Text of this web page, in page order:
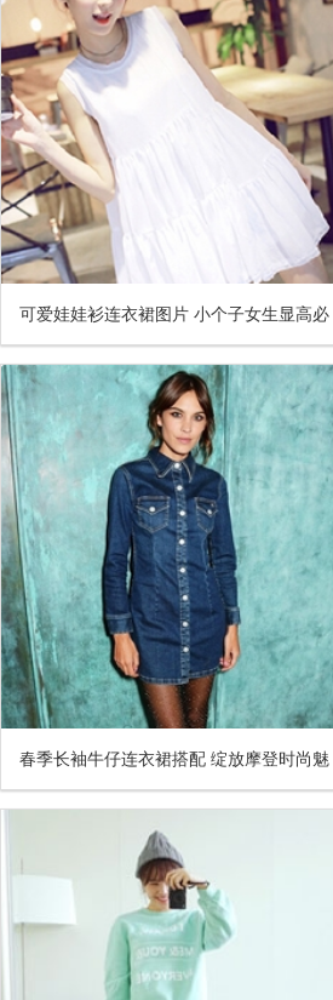
可爱娃娃衫连衣裙图片 小个子女生显高必
备
春季长袖牛仔连衣裙搭配 绽放摩登时尚魅